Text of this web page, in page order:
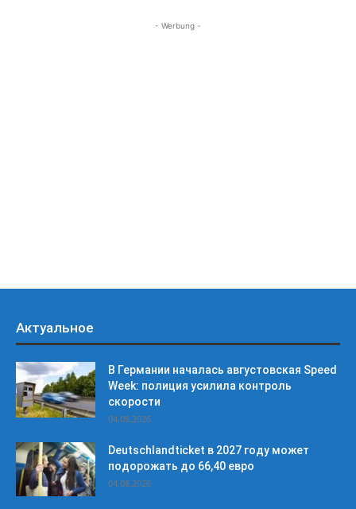
- Werbung -
Актуальное
В Германии началась августовская Speed
Week: полиция усилила контроль
скорости
04.08.2026
Deutschlandticket в 2027 году может
подорожать до 66,40 евро
04.08.2026